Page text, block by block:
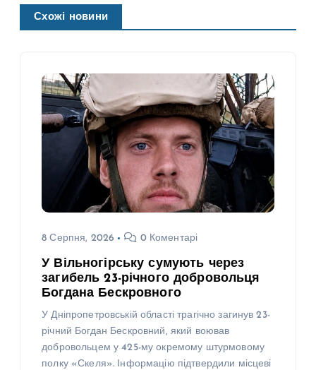
Схожі новини
8 Серпня, 2026 0 Коментарі
У Вільногірську сумують через
загибель 23-річного добровольця
Богдана Бескровного
У Дніпропетровській області трагічно загинув 23-
річний Богдан Бескровний, який воював
добровольцем у 425-му окремому штурмовому
полку «Скеля». Інформацію підтвердили місцеві